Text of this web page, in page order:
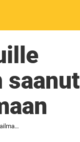
saanut
Erik petti vaimoaan ja jätti tämän puille paljaille – vaimon nerokas kosto on saanut miljoonat ympäri maailman hurraamaan